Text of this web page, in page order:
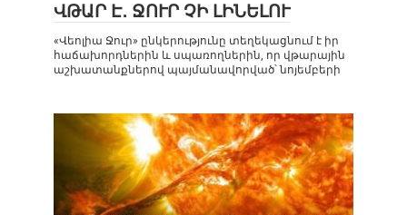
ՎԹԱՐ Է․ ՋՈՒՐ ՉԻ ԼԻՆԵԼՈՒ
«Վեոլիա Ջուր» ընկերությունը տեղեկացնում է իր
հաճախորդներին և սպառողներին, որ վթարային
աշխատանքներով պայմանավորված՝ նոյեմբերի